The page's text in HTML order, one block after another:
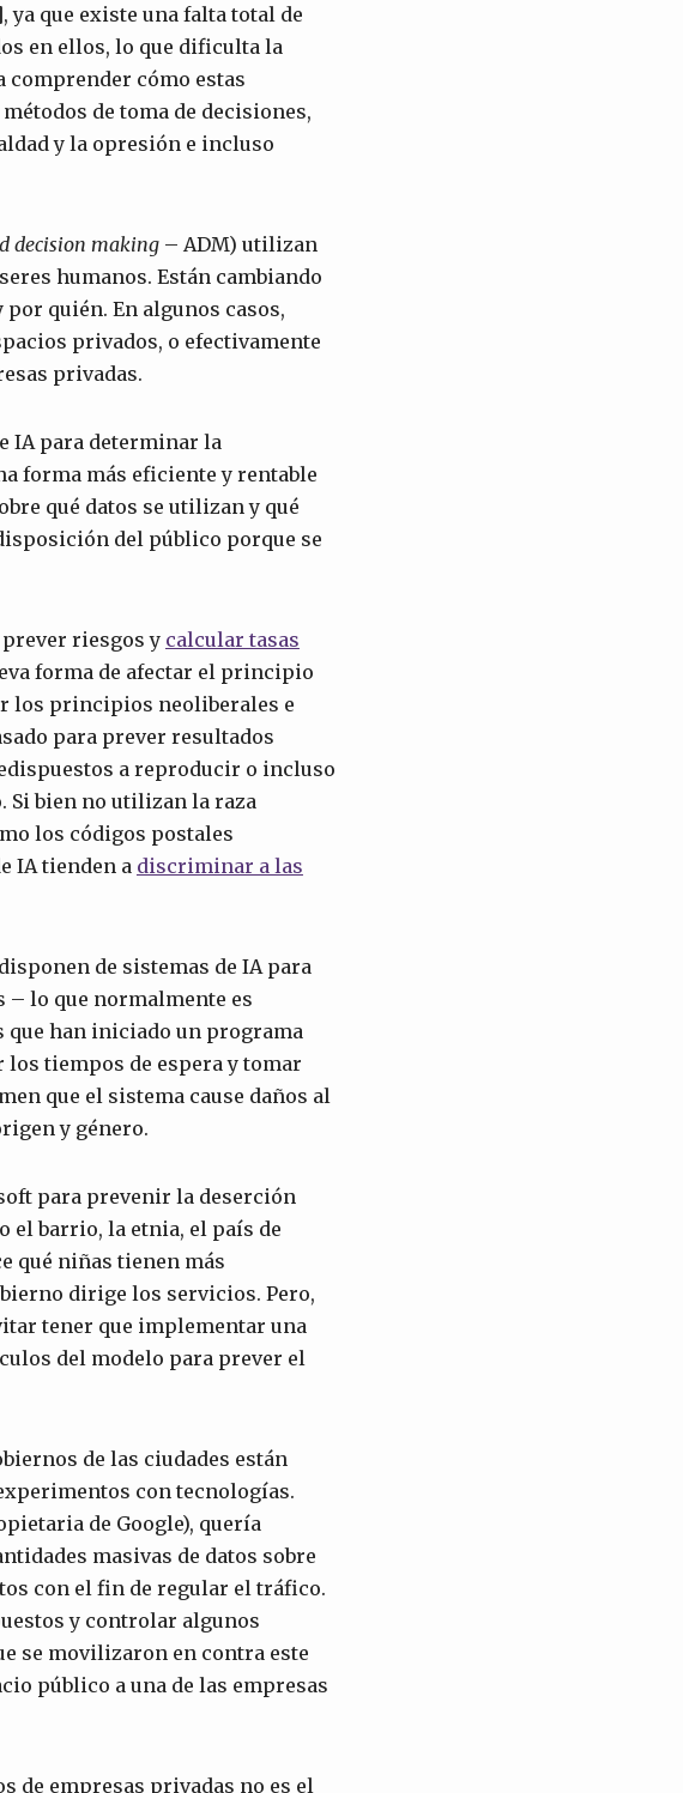
ya que existe una falta total de
en ellos, lo que dificulta la
comprender cómo estas
de toma de decisiones,
y la opresión e incluso
decision making– ADM) utilizan
humanos. Están cambiando
quién. En algunos casos,
privados, o efectivamente
privadas.
IA para determinar la
forma más eficiente y rentable
qué datos se utilizan y qué
del público porque se
riesgos y calcular tasas
forma de afectar el principio
los principios neoliberales e
para prever resultados
a reproducir o incluso
bien no utilizan la raza
los códigos postales
IA tienden a discriminar a las
de sistemas de IA para
– lo que normalmente es
que han iniciado un programa
tiempos de espera y tomar
que el sistema cause daños al
y género.
para prevenir la deserción
el barrio, la etnia, el país de
qué niñas tienen más
dirige los servicios. Pero,
tener que implementar una
del modelo para prever el
de las ciudades están
con tecnologías.
de Google), quería
masivas de datos sobre
con el fin de regular el tráfico.
y controlar algunos
se movilizaron en contra este
público a una de las empresas
de empresas privadas no es el